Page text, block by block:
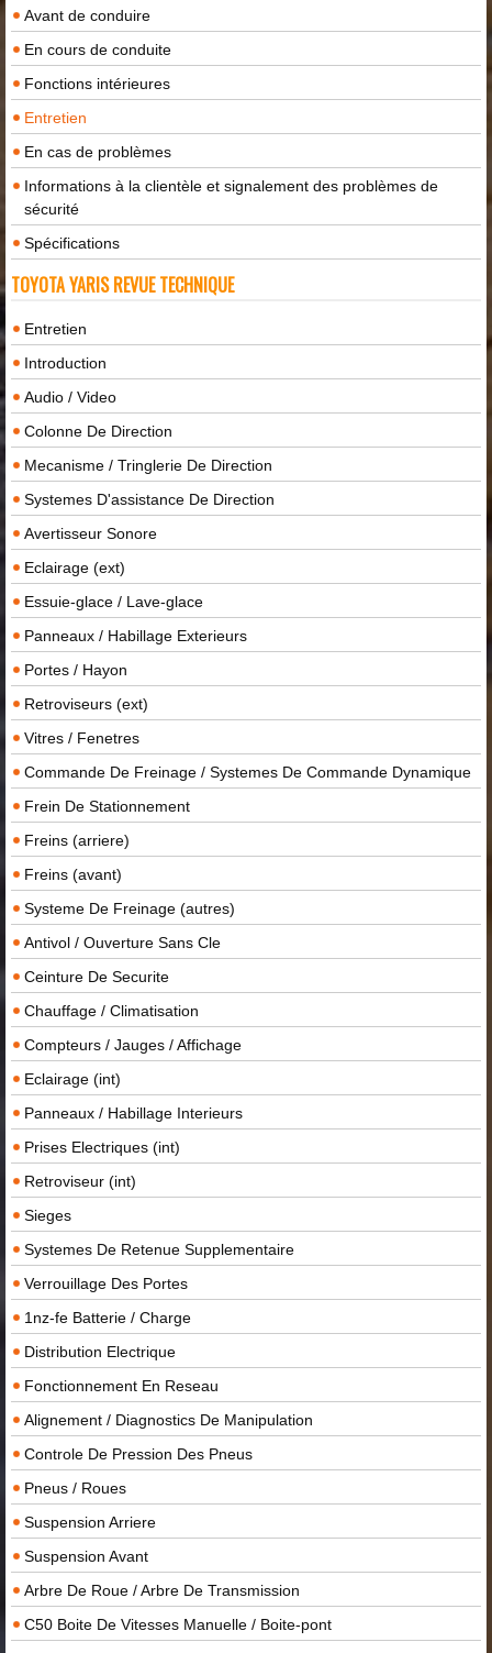
Avant de conduire
En cours de conduite
Fonctions intérieures
Entretien
En cas de problèmes
Informations à la clientèle et signalement des problèmes de
sécurité
Spécifications
TOYOTA YARIS REVUE TECHNIQUE
Entretien
Introduction
Audio / Video
Colonne De Direction
Mecanisme / Tringlerie De Direction
Systemes D'assistance De Direction
Avertisseur Sonore
Eclairage (ext)
Essuie-glace / Lave-glace
Panneaux / Habillage Exterieurs
Portes / Hayon
Retroviseurs (ext)
Vitres / Fenetres
Commande De Freinage / Systemes De Commande Dynamique
Frein De Stationnement
Freins (arriere)
Freins (avant)
Systeme De Freinage (autres)
Antivol / Ouverture Sans Cle
Ceinture De Securite
Chauffage / Climatisation
Compteurs / Jauges / Affichage
Eclairage (int)
Panneaux / Habillage Interieurs
Prises Electriques (int)
Retroviseur (int)
Sieges
Systemes De Retenue Supplementaire
Verrouillage Des Portes
1nz-fe Batterie / Charge
Distribution Electrique
Fonctionnement En Reseau
Alignement / Diagnostics De Manipulation
Controle De Pression Des Pneus
Pneus / Roues
Suspension Arriere
Suspension Avant
Arbre De Roue / Arbre De Transmission
C50 Boite De Vitesses Manuelle / Boite-pont